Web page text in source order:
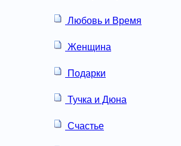
Любовь и Время
Женщина
Подарки
Тучка и Дюна
Счастье